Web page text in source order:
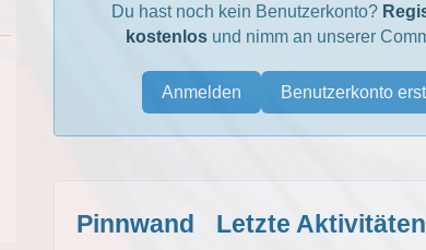
Du hast noch kein Benutzerkonto?
kostenlosund nimm an unserer
Benutzerkonto
Anmelden
Pinnwand
Letzte Aktivitäten